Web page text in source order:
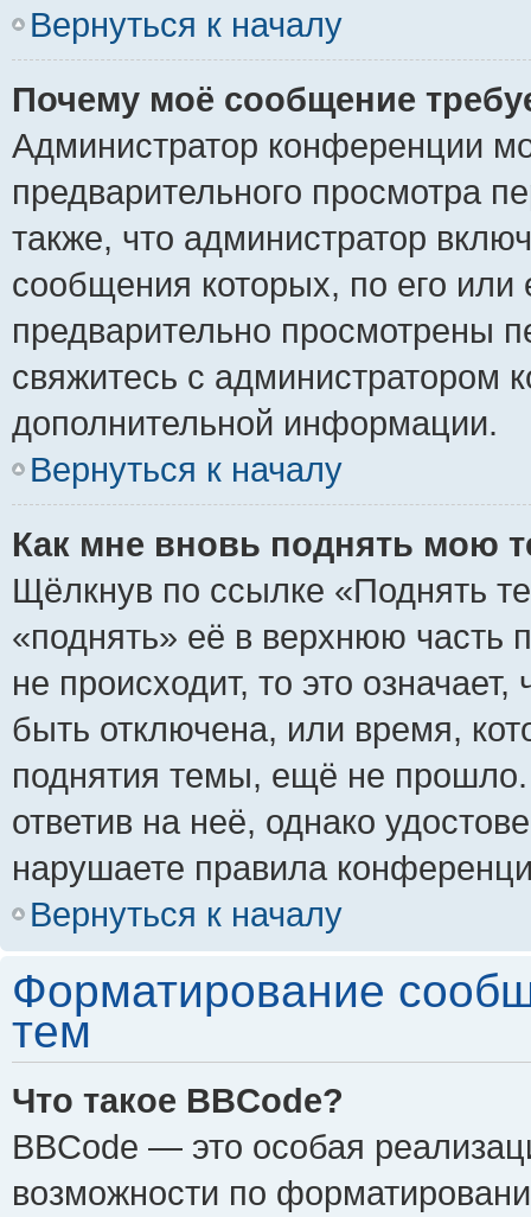
Вернуться к началу
Почему моё сообщение
Администратор конференции
предварительного просмотра
также, что администратор
сообщения которых, по его
предварительно просмотрены
свяжитесь с администратором
дополнительной информации.
Вернуться к началу
Как мне вновь поднять мою
Щёлкнув по ссылке «Поднять
«поднять» её в верхнюю часть
не происходит, то это
быть отключена, или время,
поднятия темы, ещё не
ответив на неё, однако
нарушаете правила
Вернуться к началу
Форматирование
тем
Что такое BBCode?
BBCode — это особая
возможности по